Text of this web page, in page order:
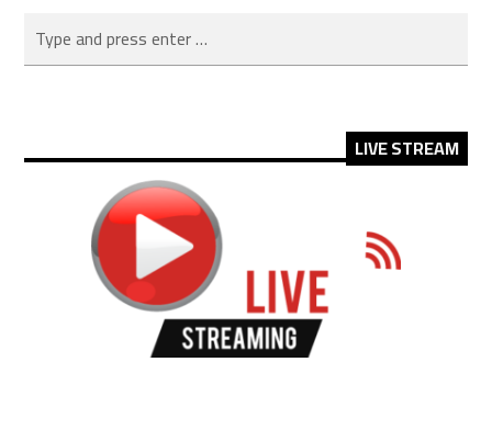
LIVE STREAM